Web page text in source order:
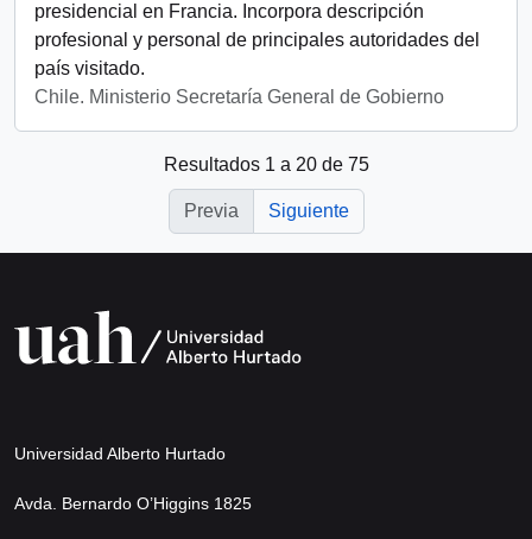
presidencial en Francia. Incorpora descripción
profesional y personal de principales autoridades del
país visitado.
Chile. Ministerio Secretaría General de Gobierno
Resultados 1 a 20 de 75
Previa Siguiente
Universidad Alberto Hurtado
Avda. Bernardo O’Higgins 1825